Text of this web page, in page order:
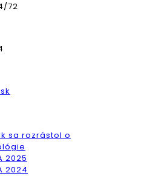
72
sa rozrástol o
2025
2024